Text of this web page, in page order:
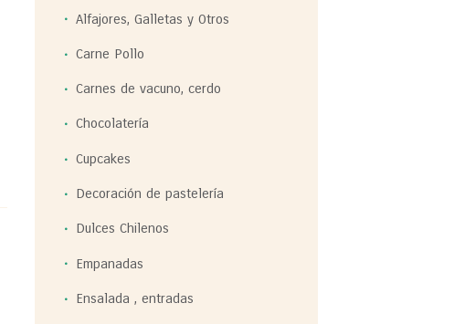
Alfajores, Galletas y Otros
Carne Pollo
Carnes de vacuno, cerdo
Chocolatería
Cupcakes
Decoración de pastelería
Dulces Chilenos
Empanadas
Ensalada , entradas